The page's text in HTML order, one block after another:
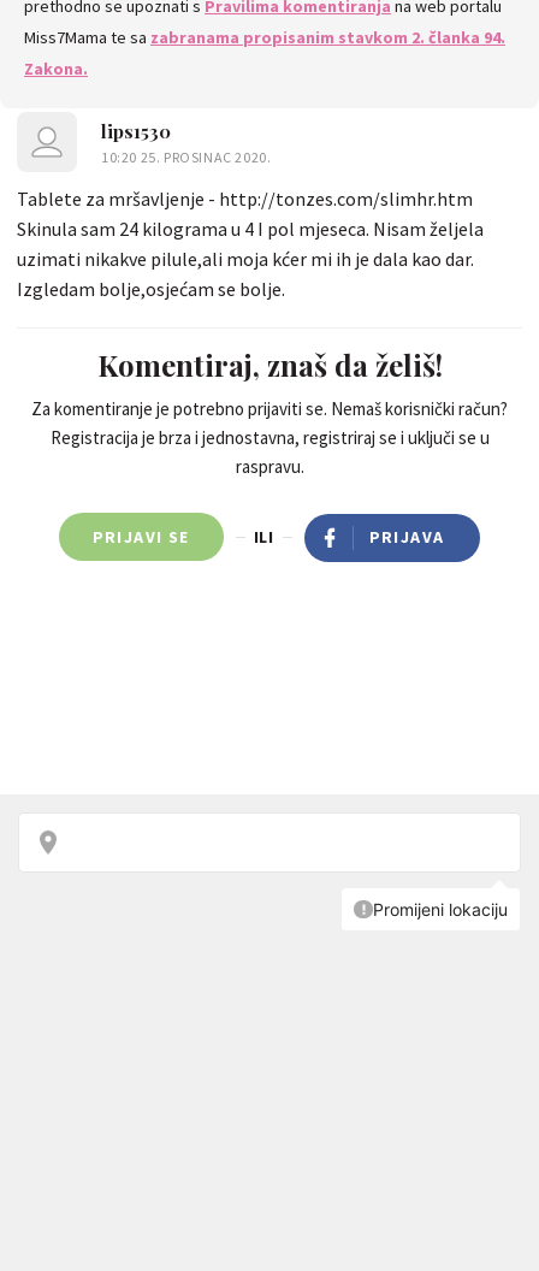
prethodno se upoznati s Pravilima komentiranja na web portalu
Miss7Mama te sa zabranama propisanim stavkom 2. članka 94.
Zakona.
lips1530
10:20 25. PROSINAC 2020.
Tablete za mršavljenje - http://tonzes.com/slimhr.htm
Skinula sam 24 kilograma u 4 I pol mjeseca. Nisam željela
uzimati nikakve pilule,ali moja kćer mi ih je dala kao dar.
Izgledam bolje,osjećam se bolje.
Komentiraj, znaš da želiš!
Za komentiranje je potrebno prijaviti se. Nemaš korisnički račun?
Registracija je brza i jednostavna, registriraj se i uključi se u
raspravu.
PRIJAVI SE ILI PRIJAVA